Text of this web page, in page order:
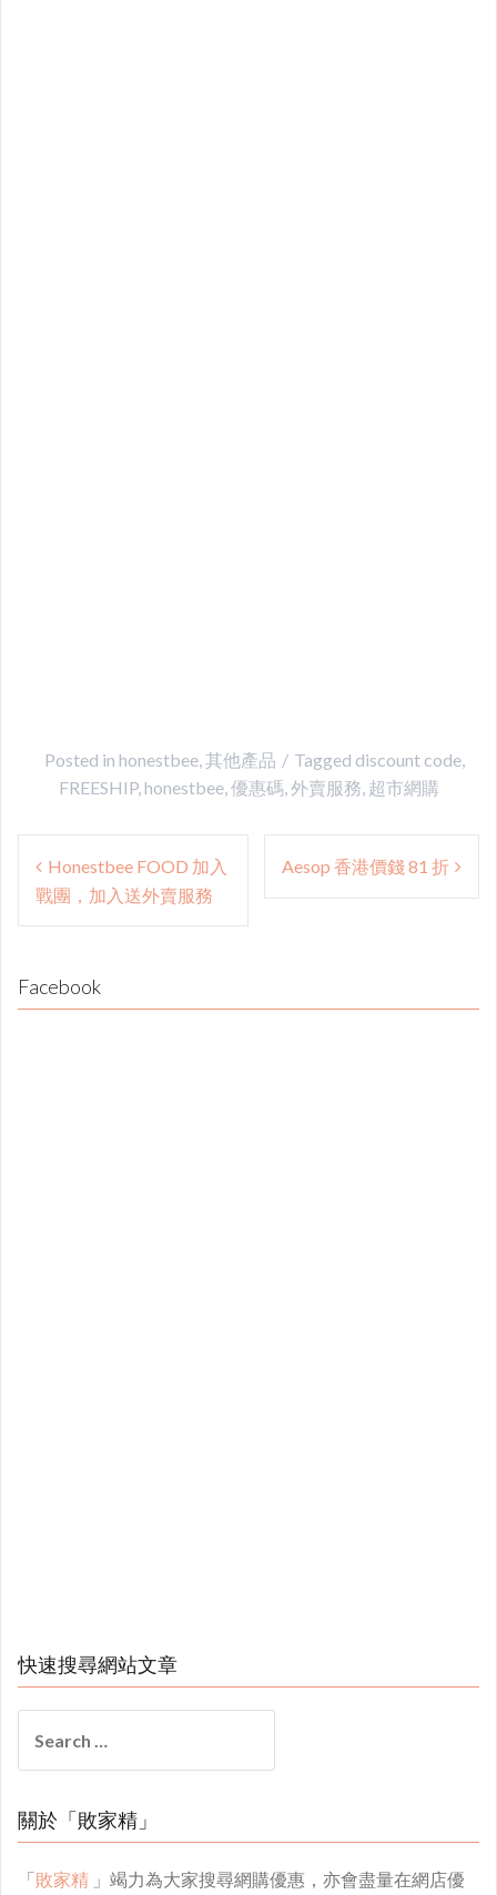
Posted in honestbee,其他產品 Tagged discount code,
FREESHIP,honestbee,優惠碼,外賣服務, 超市網購
Post
navigation
Honestbee FOOD 加入
戰團，加入送外賣服務
Aesop 香港價錢 81 折
Facebook
快速搜尋網站文章
for:
關於「敗家精」
「敗家精 」竭力為大家搜尋網購優惠，亦會盡量在網店優